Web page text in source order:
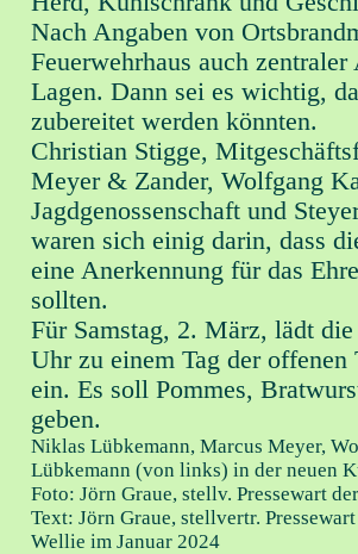
Nach Angaben von
Feuerwehrhaus auch
Lagen. Dann sei es wichtig,
zubereitet werden könnten.
Christian Stigge,
Meyer & Zander, Wolfgang
Jagdgenossenschaft und
waren sich einig darin, dass
eine Anerkennung für das
sollten.
Für Samstag, 2. März, lädt
Uhr zu einem Tag der
ein. Es soll Pommes,
geben.
Niklas Lübkemann, Marcus Meyer,
Lübkemann (von links) in der neuen
Foto: Jörn Graue, stellv. Pressewart
Text: Jörn Graue, stellvertr.
Wellie im Januar 2024